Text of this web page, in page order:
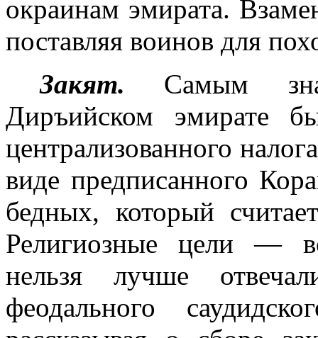
окраинам эмирата.
поставляя воинов для
Закят. Самым
Диръийском эмирате
централизованного
виде предписанного
бедных, ко­торый
Религиозные цели —
нельзя лучше
феодального